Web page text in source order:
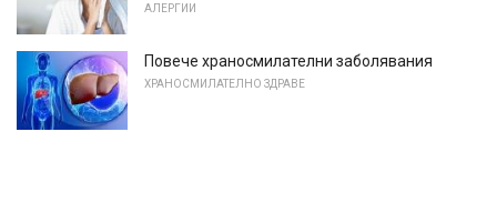
АЛЕРГИИ
Повече храносмилателни заболявания
ХРАНОСМИЛАТЕЛНО ЗДРАВЕ